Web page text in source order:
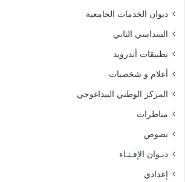
ديوان الخدمات الجامعية
السداسي الثاني
تطبيقات أندرويد
أعلام و شخصيات
المركز الوطني البيداغوجي
مناظرات
نصوص
ديـوان الإفـتـاء
إعدادي